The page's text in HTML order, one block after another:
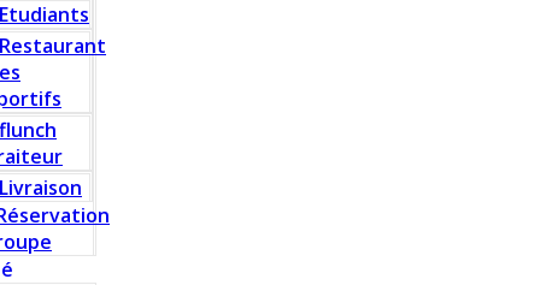
Etudiants
Restaurant
flunch
Livraison